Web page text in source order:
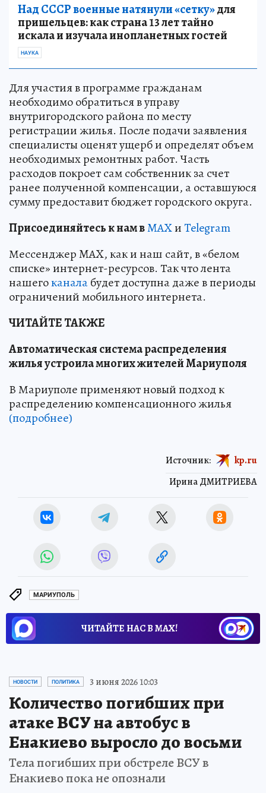
Над СССР военные натянули «сетку»для
пришельцев: как страна 13 лет тайно
искала и изучала инопланетных гостей
НАУКА
Для участия в программе гражданам
необходимо обратиться в управу
внутригородского района по месту
регистрации жилья. После подачи заявления
специалисты оценят ущерб и определят объем
необходимых ремонтных работ. Часть
расходов покроет сам собственник за счет
ранее полученной компенсации, а оставшуюся
сумму предоставит бюджет городского округа.
Присоединяйтесь к нам вMAXиTelegram
Мессенджер MAX, как и наш сайт, в «белом
списке» интернет-ресурсов. Так что лента
нашегоканалабудет доступна даже в периоды
ограничений мобильного интернета.
ЧИТАЙТЕ ТАКЖЕ
Автоматическая система распределения
жилья устроила многих жителей Мариуполя
В Мариуполе применяют новый подход к
распределению компенсационного жилья
(подробнее)
Ирина ДМИТРИЕВА
Источник: kp.ru
МАРИУПОЛЬ
ЧИТАЙТЕ НАС В МАХ!
НОВОСТИ ПОЛИТИКА 3 июня 2026 10:03
Количество погибших при
атаке ВСУ на автобус в
Енакиево выросло до восьми
Тела погибших при обстреле ВСУ в
Енакиево пока не опознали